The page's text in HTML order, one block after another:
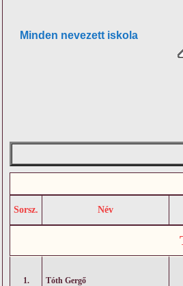
Minden nevezett iskola
Sorsz. Név
1. Tóth Gergő